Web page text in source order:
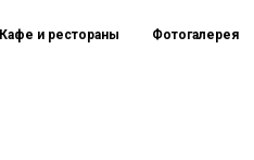
Кафе и рестораны Фотогалерея